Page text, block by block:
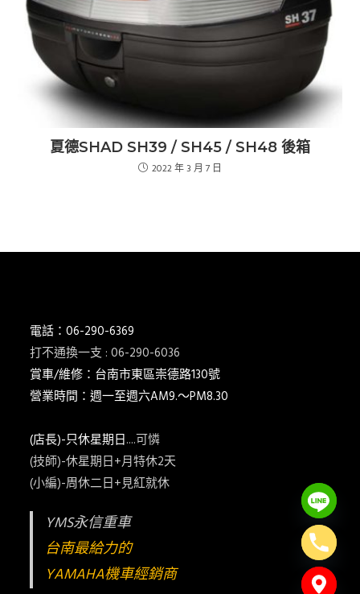
夏德SHAD SH39 / SH45 / SH48 後箱
2022 年 3 月 7 日
電話：06-290-6369
打不通換一支 : 06-290-6036
賞車/維修：台南市東區崇德路130號
營業時間：週一至週六AM9.～PM8.30
(店長)-只休星期日....可憐
(技師)-休星期日+月特休2天
(小編)-周休二日+見紅就休
YMS永信重車
台南最給力的
YAMAHA機車經銷商